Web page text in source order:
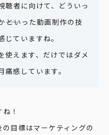
聴者に向けて、どういっ
といった動画制作の技
ていますね。
使えます、だけではダメ
感しています。
！
目標はマーケティングの